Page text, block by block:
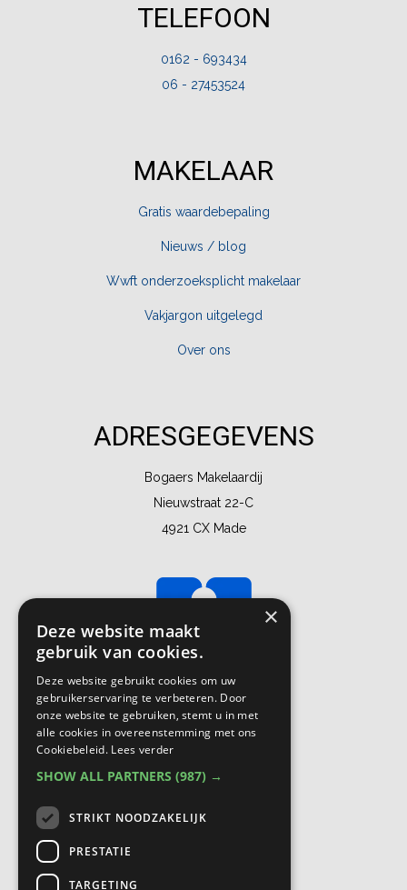
TELEFOON
0162 - 693434
06 - 27453524
MAKELAAR
Gratis waardebepaling
Nieuws / blog
Wwft onderzoeksplicht makelaar
Vakjargon uitgelegd
Over ons
ADRESGEGEVENS
Bogaers Makelaardij
Nieuwstraat 22-C
4921 CX Made
×
Deze website maakt
gebruik van cookies.
Deze website gebruikt cookies om uw
gebruikerservaring te verbeteren. Door
onze website te gebruiken, stemt u in met
alle cookies in overeenstemming met ons
Cookiebeleid. Lees verder
SHOW ALL PARTNERS (987) →
STRIKT NOODZAKELIJK
PRESTATIE
TARGETING